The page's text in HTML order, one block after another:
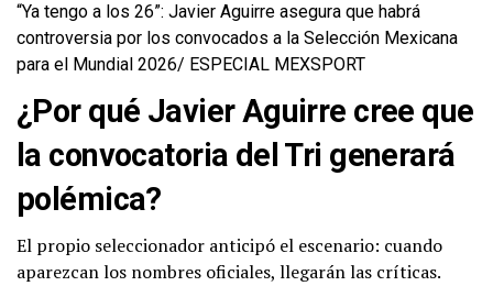
“Ya tengo a los 26”: Javier Aguirre asegura que habrá
controversia por los convocados a la Selección Mexicana
para el Mundial 2026/ ESPECIAL MEXSPORT
¿Por qué Javier Aguirre cree que
la convocatoria del Tri generará
polémica?
El propio seleccionador anticipó el escenario: cuando
aparezcan los nombres oficiales, llegarán las críticas.